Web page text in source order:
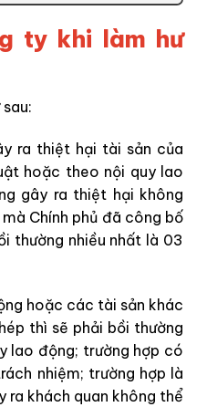
ty khi làm hư
ra thiệt hại tài sản của
hoặc theo nội quy lao
gây ra thiệt hại không
Chính phủ đã công bố
thường nhiều nhất là 03
hoặc các tài sản khác
thì sẽ phải bồi thường
lao động; trường hợp có
nhiệm; trường hợp là
ra khách quan không thể